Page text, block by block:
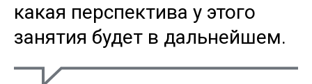
какая перспектива у этого
занятия будет в дальнейшем.